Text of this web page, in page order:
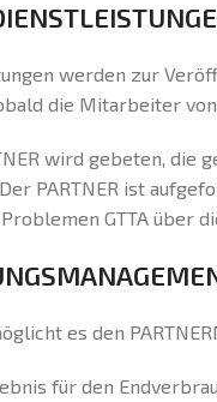
werden zur
die Mitarbeiter
wird gebeten, die
PARTNER ist
GTTA über
es den
für den